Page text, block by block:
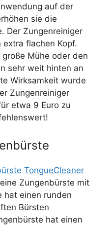
auf der
sie die
Der Zungenreiniger
flachen Kopf.
Mühe oder den
sehr weit hinten an
Wirksamkeit wurde
Zungenreiniger
etwa 9 Euro zu
TongueCleaner
Zungenbürste mit
hat einen runden
Bürsten
hat einen